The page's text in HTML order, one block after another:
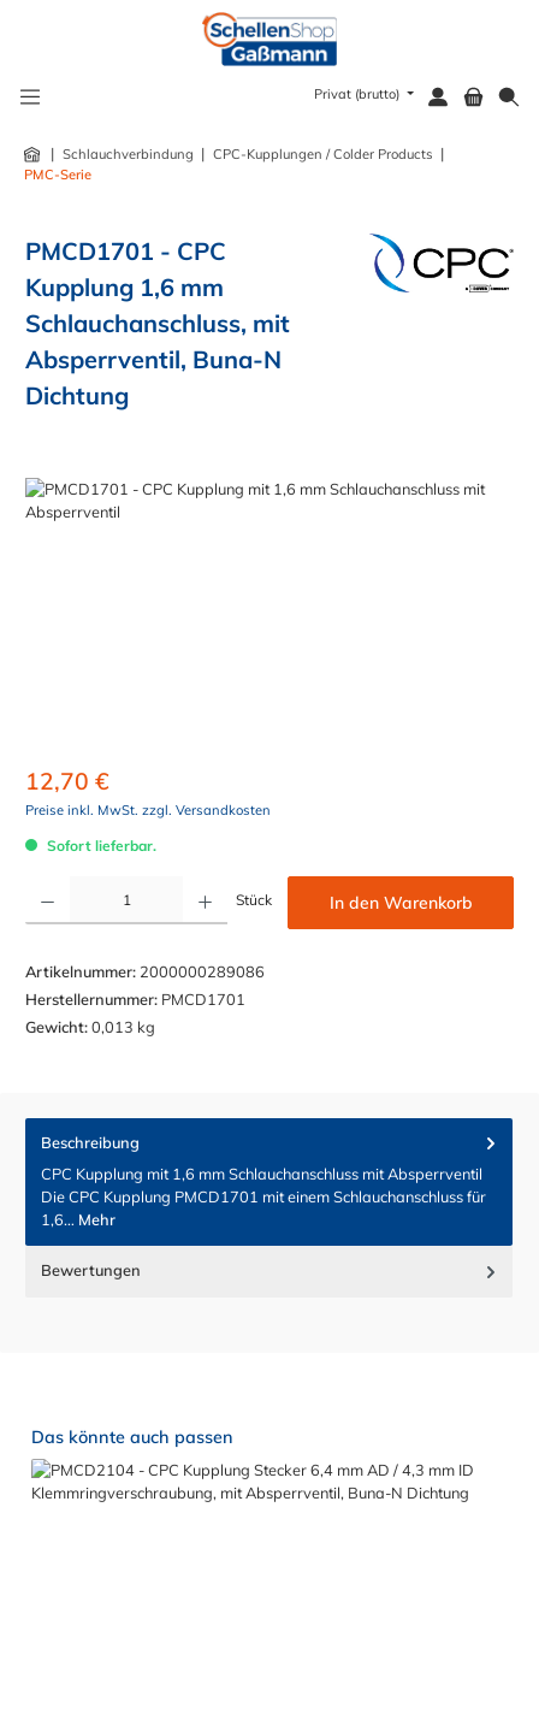
Privat (brutto)
| Schlauchverbindung | CPC-Kupplungen / Colder Products |
PMC-Serie
PMCD1701 - CPC
Kupplung 1,6 mm
Schlauchanschluss, mit
Absperrventil, Buna-N
Dichtung
Bildergalerie überspringen
12,70 €
Preise inkl. MwSt. zzgl. Versandkosten
Sofort lieferbar.
Stück In den Warenkorb
Artikelnummer: 2000000289086
Herstellernummer: PMCD1701
Gewicht:0,013 kg
Beschreibung
CPC Kupplung mit 1,6 mm Schlauchanschluss mit Absperrventil
Die CPC Kupplung PMCD1701 mit einem Schlauchanschluss für
1,6… Mehr
Bewertungen
Produktgalerie überspringen
Das könnte auch passen